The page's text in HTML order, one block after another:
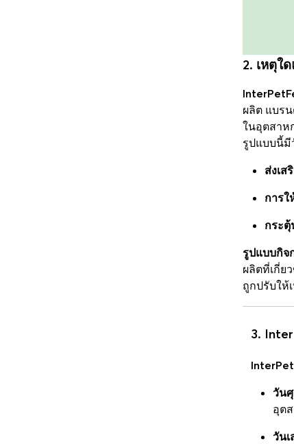
2. เหตุใ
ผลิต แบร
ในอุตสาห
รูปแบบนี้มี
ส่งเ
การใ
กระตุ้
รูปแบบกิจ
ผลิตที่เกี่ย
ถูกปรับให้
3.
วัน
อุต
วัน